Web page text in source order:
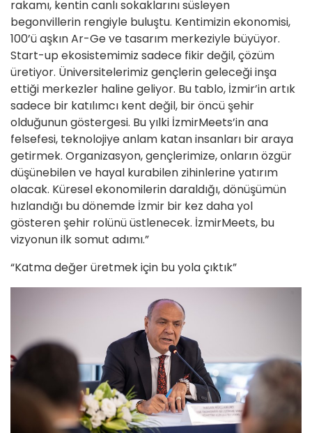
rakamı, kentin canlı sokaklarını süsleyen
begonvillerin rengiyle buluştu. Kentimizin ekonomisi,
100’ü aşkın Ar-Ge ve tasarım merkeziyle büyüyor.
Start-up ekosistemimiz sadece fikir değil, çözüm
üretiyor. Üniversitelerimiz gençlerin geleceği inşa
ettiği merkezler haline geliyor. Bu tablo, İzmir’in artık
sadece bir katılımcı kent değil, bir öncü şehir
olduğunun göstergesi. Bu yılki İzmirMeets’in ana
felsefesi, teknolojiye anlam katan insanları bir araya
getirmek. Organizasyon, gençlerimize, onların özgür
düşünebilen ve hayal kurabilen zihinlerine yatırım
olacak. Küresel ekonomilerin daraldığı, dönüşümün
hızlandığı bu dönemde İzmir bir kez daha yol
gösteren şehir rolünü üstlenecek. İzmirMeets, bu
vizyonun ilk somut adımı.”
“Katma değer üretmek için bu yola çıktık”